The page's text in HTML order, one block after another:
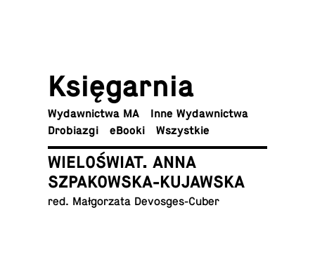
Księ­gar­nia
Wy­daw­nic­twa MA
Inne Wydawnictwa
Dro­bia­zgi
eBooki Wszyst­kie
WIELOŚWIAT. ANNA
SZPAKOWSKA-KUJAWSKA
red. Mał­go­rza­ta Devosges-Cuber